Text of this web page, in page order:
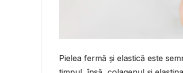
Pielea fermă și elastică este